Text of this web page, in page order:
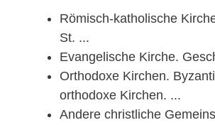
Römisch-katholische
St. ...
Evangelische Kirche.
Orthodoxe Kirchen.
orthodoxe Kirchen. ...
Andere christliche